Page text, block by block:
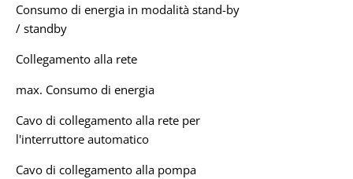
Consumo di energia in modalità stand-by
/ standby
Collegamento alla rete
max. Consumo di energia
Cavo di collegamento alla rete per
l'interruttore automatico
Cavo di collegamento alla pompa